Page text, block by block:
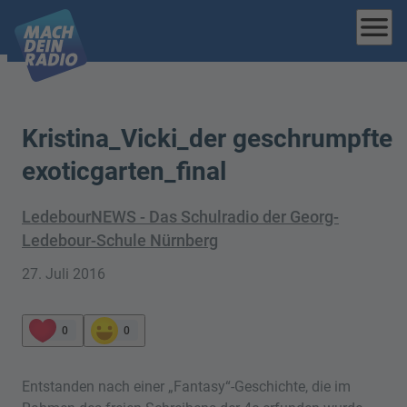
menu
Kristina_Vicki_der geschrumpfte
exoticgarten_final
LedebourNEWS - Das Schulradio der Georg-
Ledebour-Schule Nürnberg
27. Juli 2016
0 0
Entstanden nach einer „Fantasy“-Geschichte, die im